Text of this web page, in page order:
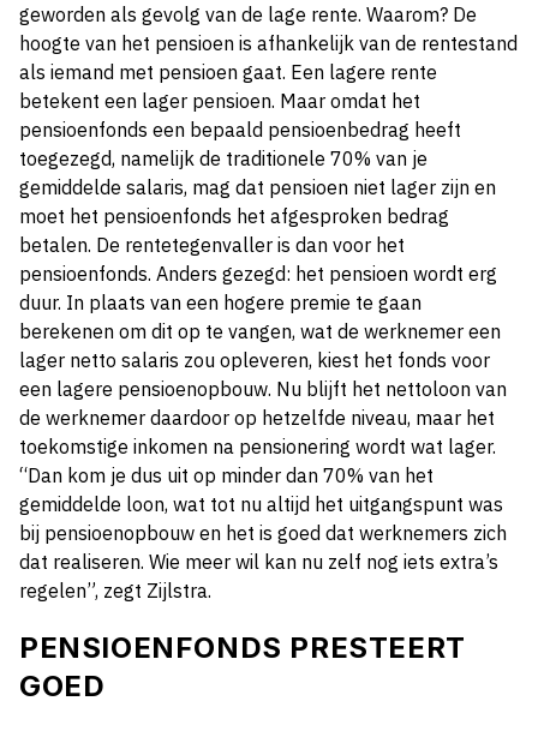
geworden als gevolg van de lage rente. Waarom? De
hoogte van het pensioen is afhankelijk van de rentestand
als iemand met pensioen gaat. Een lagere rente
betekent een lager pensioen. Maar omdat het
pensioenfonds een bepaald pensioenbedrag heeft
toegezegd, namelijk de traditionele 70% van je
gemiddelde salaris, mag dat pensioen niet lager zijn en
moet het pensioenfonds het afgesproken bedrag
betalen. De rentetegenvaller is dan voor het
pensioenfonds. Anders gezegd: het pensioen wordt erg
duur. In plaats van een hogere premie te gaan
berekenen om dit op te vangen, wat de werknemer een
lager netto salaris zou opleveren, kiest het fonds voor
een lagere pensioenopbouw. Nu blijft het nettoloon van
de werknemer daardoor op hetzelfde niveau, maar het
toekomstige inkomen na pensionering wordt wat lager.
“Dan kom je dus uit op minder dan 70% van het
gemiddelde loon, wat tot nu altijd het uitgangspunt was
bij pensioenopbouw en het is goed dat werknemers zich
dat realiseren. Wie meer wil kan nu zelf nog iets extra’s
regelen”, zegt Zijlstra.
PENSIOENFONDS PRESTEERT
GOED